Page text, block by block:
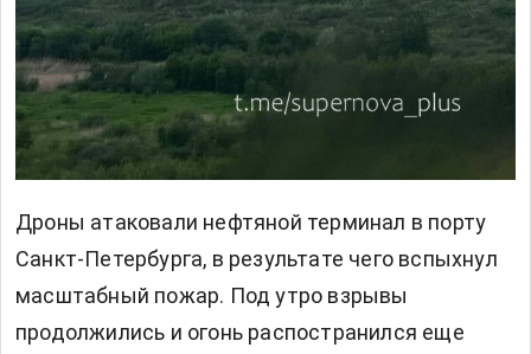
Дроны атаковали нефтяной терминал в порту
Санкт-Петербурга, в результате чего вспыхнул
масштабный пожар. Под утро взрывы
продолжились и огонь распостранился еще